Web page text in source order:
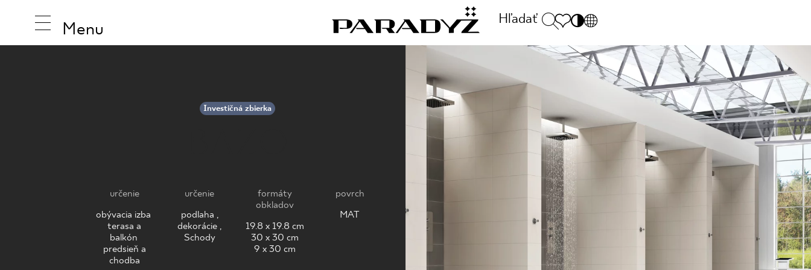
Menu
Hľadať
Polecane
Sintered stone
Monumental
PL
EN
UK
RU
INŠPIRUJTE SA
PRODUKTY
KOLEKCIE
ZAVOLAJTE NÁM
Pondelok - piatok: 9.00 - 17.00
Sobota: 10.00 - 14.00
+48 800 55 66 77
SLEDUJTE NÁS
Investičná zbierka
určenie
obývacia izba
terasa a
balkón
predsieň a
chodba
určenie
podlaha ,
dekorácie ,
Schody
formáty
obkladov
19.8 x 19.8 cm
30 x 30 cm
9 x 30 cm
povrch
MAT